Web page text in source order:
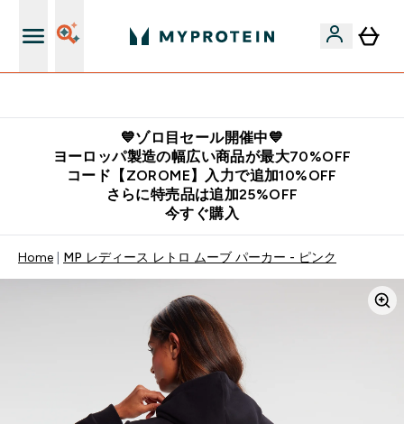
💙ゾロ目セール開催中💙
ヨーロッパ製造の幅広い商品が最大70%OFF
コード【ZOROME】入力で追加10%OFF
さらに特売品は追加25%OFF
今すぐ購入
Home MP レディース レトロ ムーブ パーカー - ピンク